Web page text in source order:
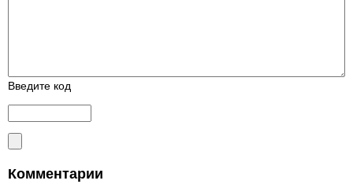
Введите код
Комментарии